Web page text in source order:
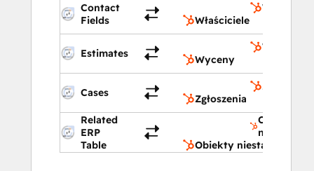
Contact
Fields
Właściciele
Estimates
Wyceny
Wyceny
Cases
Zgłoszenia
Zgłoszenia
Related
ERP
Table
Obiekty
Obiekty